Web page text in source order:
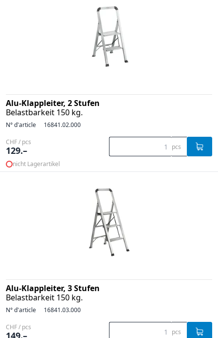
Alu-Klappleiter, 2 Stufen
Belastbarkeit 150 kg.
N° d'article 16841.02.000
CHF / pcs
129.– pcs
nicht Lagerartikel
Alu-Klappleiter, 3 Stufen
Belastbarkeit 150 kg.
N° d'article 16841.03.000
CHF / pcs
149.– pcs